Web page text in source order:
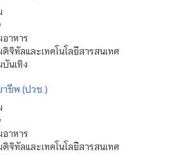
าหาร
จิทัลและเทคโนโลยีสารสนเทศ
นเทิง
ชีพ (ปวช.)
าหาร
จิทัลและเทคโนโลยีสารสนเทศ